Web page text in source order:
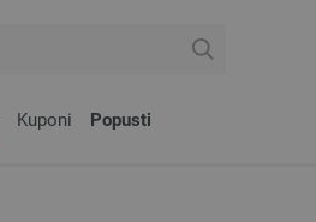
Kuponi Popusti